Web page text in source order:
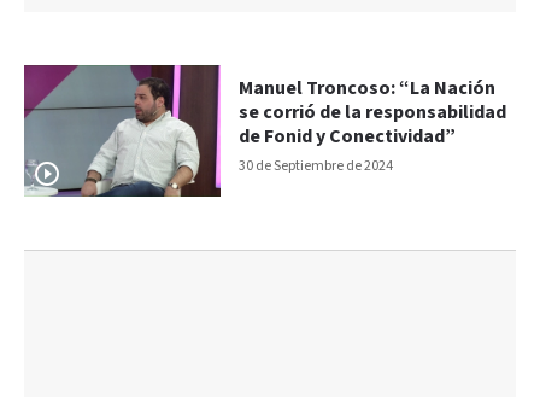
30 de Septiembre de 2024
Manuel Troncoso: “La Nación
se corrió de la responsabilidad
de Fonid y Conectividad”